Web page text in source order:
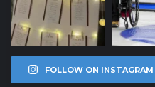
FOLLOW ON INSTAGRAM